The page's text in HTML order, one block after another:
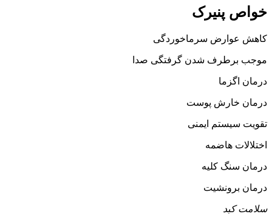
خواص پنیرک
کاهش عوارض سرماخوردگی
موجب برطرف شدن گرفتگی صدا
درمان اگزما
درمان خارش پوست
تقویت سیستم ایمنی
اختلالات هاضمه
درمان سنگ کلیه
درمان برونشیت
سلامت کبد